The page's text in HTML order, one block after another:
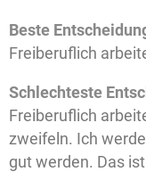
Beste
Freiberuflich
Schlechteste
Freiberuflich
zweifeln. Ich
gut werden. Das